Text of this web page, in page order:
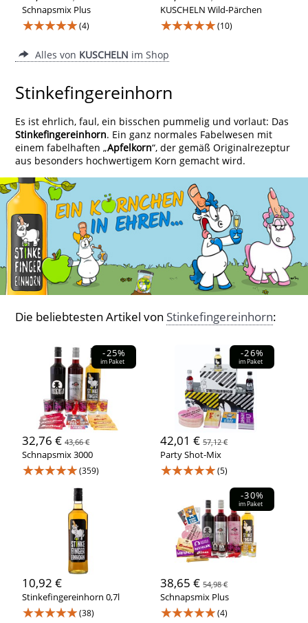
Schnapsmix Plus
★★★★★(4)
KUSCHELN Wild-Pärchen
★★★★★(10)
Alles von KUSCHELN im Shop
Stinkefingereinhorn
Es ist ehrlich, faul, ein bisschen pummelig und vorlaut: Das
Stinkefingereinhorn. Ein ganz normales Fabelwesen mit
einem fabelhaften „Apfelkorn“, der gemäß Originalrezeptur
aus besonders hochwertigem Korn gemacht wird.
Die beliebtesten Artikel von Stinkefingereinhorn:
-25%
im Paket
32,76 €43,66 €
Schnapsmix 3000
★★★★★(359)
-26%
im Paket
42,01 € 57,12 €
Party Shot-Mix
★★★★★(5)
10,92 €
Stinkefingereinhorn 0,7l
★★★★★(38)
-30%
im Paket
38,65 € 54,98 €
Schnapsmix Plus
★★★★★(4)